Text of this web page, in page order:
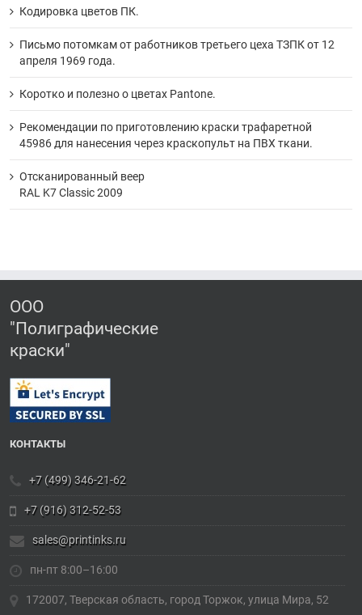
Кодировка цветов ПК.
Письмо потомкам от работников третьего цеха ТЗПК от 12
апреля 1969 года.
Коротко и полезно о цветах Pantone.
Рекомендации по приготовлению краски трафаретной
45986 для нанесения через краскопульт на ПВХ ткани.
Отсканированный веер
RAL K7 Classic 2009
ООО
"Полиграфические
краски"
КОНТАКТЫ
+7 (499) 346-21-62
+7 (916) 312-52-53
sales@printinks.ru
пн-пт 8:00–16:00
172007, Тверская область, город Торжок, улица Мира, 52